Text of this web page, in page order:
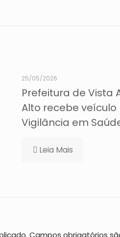
25/05/2026
Prefeitura de Vista
Alto recebe veículo
Vigilância em
Leia Mais
Campos obrigatórios